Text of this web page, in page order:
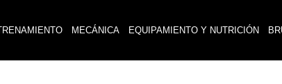
MECÁNICA EQUIPAMIENTO Y NUTRICIÓN